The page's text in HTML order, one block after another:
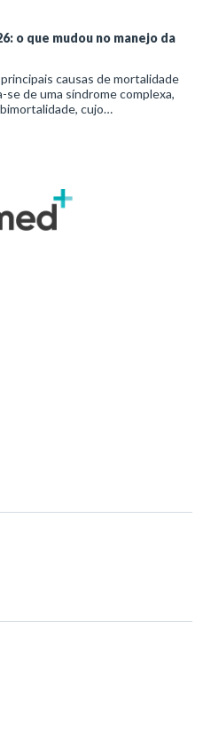
o que mudou no manejo da
causas de mortalidade
de uma síndrome complexa,
cujo